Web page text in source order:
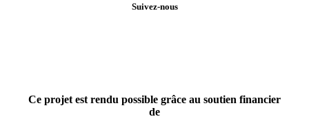
Suivez-nous
Ce projet est rendu possible grâce au soutien financier
de